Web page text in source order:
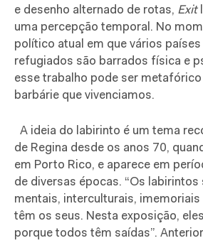
e desenho alternado de rotas, Exit
uma percepção temporal. No
político atual em que vários
refugiados são barrados física e
esse trabalho pode ser
barbárie que vivenciamos.
A ideia do labirinto é um tema
de Regina desde os anos 70,
em Porto Rico, e aparece em
de diversas épocas. “Os labirintos
mentais, interculturais,
têm os seus. Nesta exposição,
porque todos têm saídas”.